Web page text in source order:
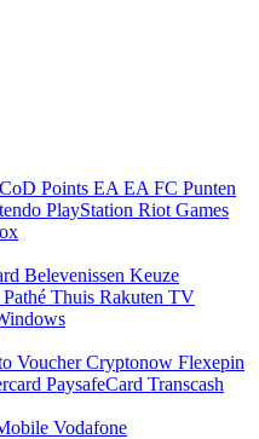
CoD Points EA EA FC Punten
PlayStation Riot Games
Belevenissen Keuze
Pathé Thuis Rakuten TV
VoucherCryptonow Flexepin
PaysafeCard Transcash
Vodafone